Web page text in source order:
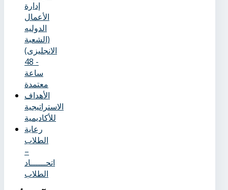
إدارة
الأعمال
الدوليه
(الشعبة
الانجليزى)
- 48
ساعة
معتمدة
الأهداف
الاستراتيجية
للأكاديمية
رعاية
الطلاب
–
اتحــــــاد
الطلاب